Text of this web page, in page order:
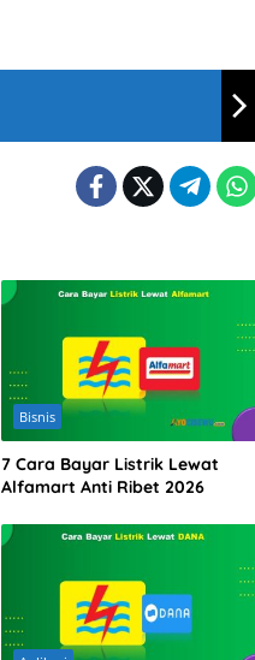
Bisnis
7 Cara Bayar Listrik Lewat
Alfamart Anti Ribet 2026